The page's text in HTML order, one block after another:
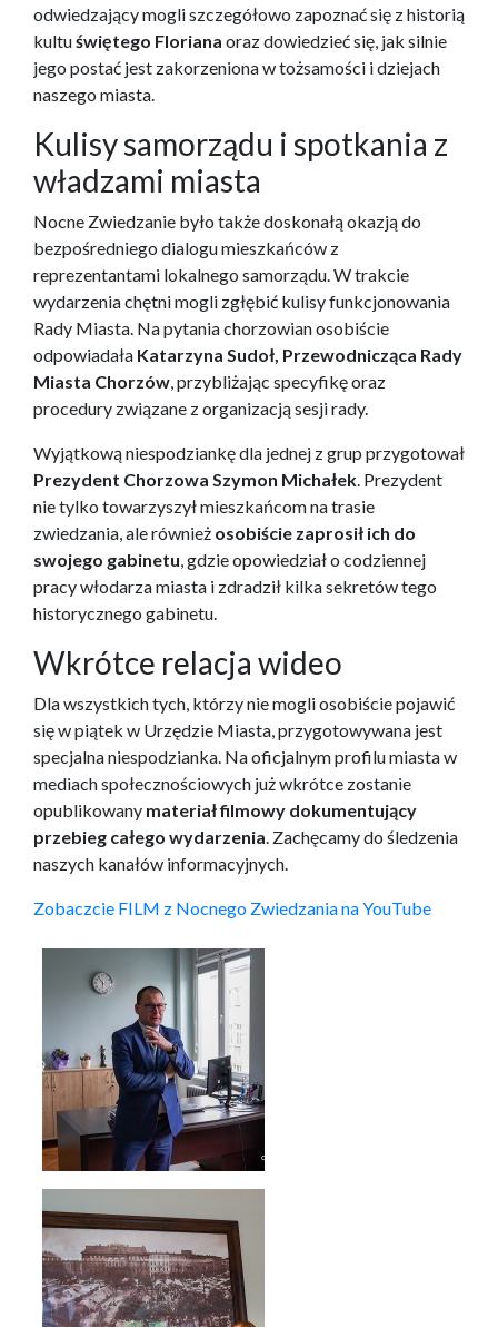
odwiedzający mogli szczegółowo zapoznać się z historią
kultuświętego Floriana oraz dowiedzieć się, jak silnie
jego postać jest zakorzeniona w tożsamości i dziejach
naszego miasta.
Kulisy samorządu i spotkania z
władzami miasta
Nocne Zwiedzanie było także doskonałą okazją do
bezpośredniego dialogu mieszkańców z
reprezentantami lokalnego samorządu. W trakcie
wydarzenia chętni mogli zgłębić kulisy funkcjonowania
Rady Miasta. Na pytania chorzowian osobiście
odpowiadała Katarzyna Sudoł, Przewodnicząca Rady
Miasta Chorzów, przybliżając specyfikę oraz
procedury związane z organizacją sesji rady.
Wyjątkową niespodziankę dla jednej z grup przygotował
Prezydent Chorzowa Szymon Michałek. Prezydent
nie tylko towarzyszył mieszkańcom na trasie
zwiedzania, ale również osobiście zaprosił ich do
swojego gabinetu, gdzie opowiedział o codziennej
pracy włodarza miasta i zdradził kilka sekretów tego
historycznego gabinetu.
Wkrótce relacja wideo
Dla wszystkich tych, którzy nie mogli osobiście pojawić
się w piątek w Urzędzie Miasta, przygotowywana jest
specjalna niespodzianka. Na oficjalnym profilu miasta w
mediach społecznościowych już wkrótce zostanie
opublikowany materiał filmowy dokumentujący
przebieg całego wydarzenia. Zachęcamy do śledzenia
naszych kanałów informacyjnych.
Zobaczcie FILM z Nocnego Zwiedzania na YouTube